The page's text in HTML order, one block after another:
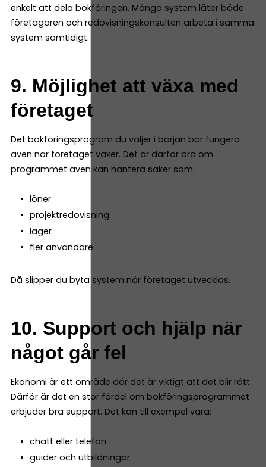
enkelt att dela bokföringen. Många system låter både
företagaren och redovisningskonsulten arbeta i samma
system samtidigt.
9. Möjlighet att växa med
företaget
Det bokföringsprogram du väljer i början bör fungera
även när företaget växer. Det är därför bra om
programmet även kan hantera saker som:
löner
projektredovisning
lager
fler användare
Då slipper du byta system när företaget utvecklas.
10. Support och hjälp när
något går fel
Ekonomi är ett område där det är viktigt att det blir rätt.
Därför är det en stor fördel om bokföringsprogrammet
erbjuder bra support. Det kan till exempel vara:
chatt eller telefon
guider och utbildningar